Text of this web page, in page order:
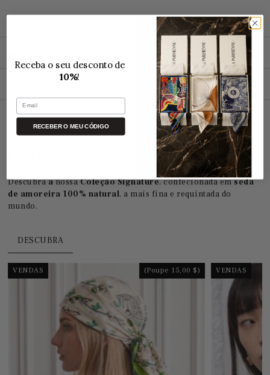
📦 Acompanhamento de encomendas
COLEÇÃO SIGNATURE
DescubraanossaColeção Signature, confecionada emseda
de amoreira 100% natural, a mais fina e requintada do
mundo.
DESCUBRA
VENDAS (Poupe 15,00 $) VENDAS
Receba o seu desconto de
10%!
E-mail
RECEBER O MEU CÓDIGO